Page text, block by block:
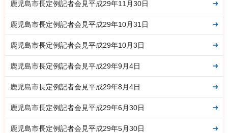
鹿児島市長定例記者会見平成29年11月30日
鹿児島市長定例記者会見平成29年10月31日
鹿児島市長定例記者会見平成29年10月3日
鹿児島市長定例記者会見平成29年9月4日
鹿児島市長定例記者会見平成29年8月4日
鹿児島市長定例記者会見平成29年6月30日
鹿児島市長定例記者会見平成29年5月30日